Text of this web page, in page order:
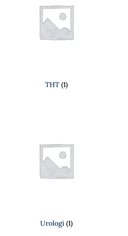
THT (1)
Urologi (1)